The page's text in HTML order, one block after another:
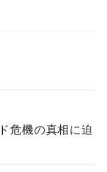
危機の真相に迫